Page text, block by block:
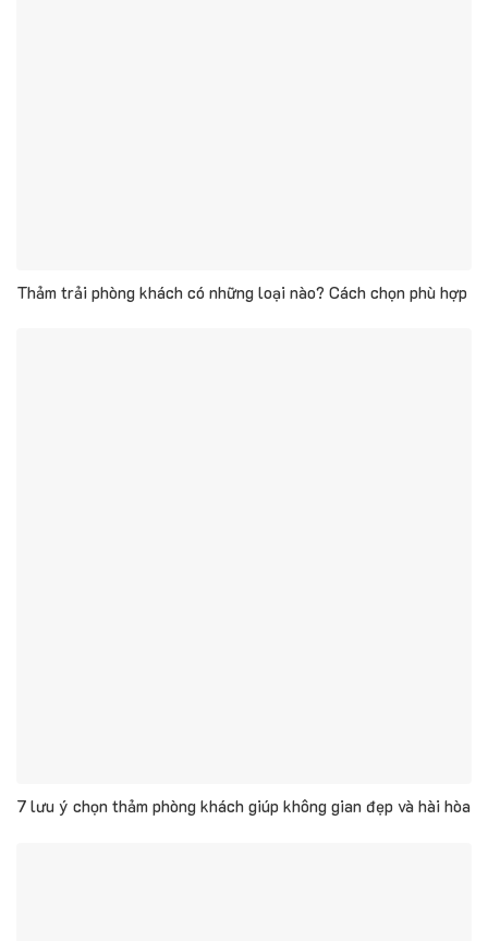
Thảm trải phòng khách có những loại nào? Cách chọn phù hợp
7 lưu ý chọn thảm phòng khách giúp không gian đẹp và hài hòa